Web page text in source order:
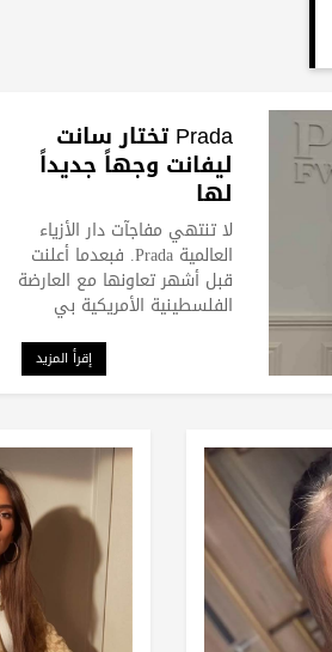
Prada تختار سانت
ليفانت وجهاً جديداً
لها
لا تنتهي مفاجآت دار الأزياء
العالمية Prada. فبعدما أعلنت
قبل أشهر تعاونها مع العارضة
الفلسطينية الأمريكية بي
إقرأ المزيد